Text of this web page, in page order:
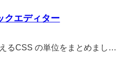
クエディター
るCSS の単位をまとめまし…